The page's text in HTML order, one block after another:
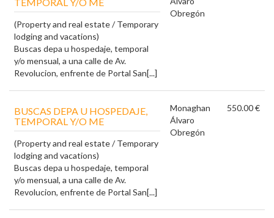
(Property and real estate / Temporary
lodging and vacations)
Buscas depa u hospedaje, temporal
y/o mensual, a una calle de Av.
Revolucion, enfrente de Portal San[...]
Obregón
BUSCAS DEPA U HOSPEDAJE,
TEMPORAL Y/O ME
(Property and real estate / Temporary
lodging and vacations)
Buscas depa u hospedaje, temporal
y/o mensual, a una calle de Av.
Revolucion, enfrente de Portal San[...]
Monaghan
Álvaro
Obregón
550.00 €